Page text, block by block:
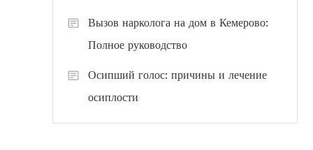
Вызов нарколога на дом в Кемерово:
Полное руководство
Осипший голос: причины и лечение
осиплости